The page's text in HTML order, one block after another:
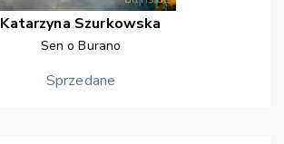
Katarzyna Szurkowska
Sen o Burano
Sprzedane